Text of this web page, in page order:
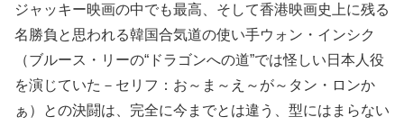
ジャッキー映画の中でも最高、そして香港映画史上に残る
名勝負と思われる韓国合気道の使い手ウォン・インシク
（ブルース・リーの“ドラゴンへの道”では怪しい日本人役
を演じていた－セリフ：お～ま～え～が～タン・ロンか
ぁ）との決闘は、完全に今までとは違う、型にはまらない